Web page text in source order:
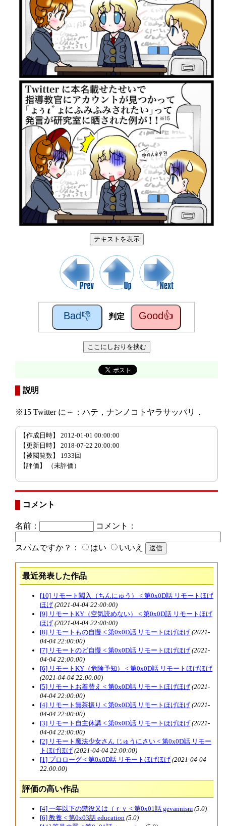
テキストを表示
Bad👎 判定 Good👍
ここにしおりを挟む
説明
※15 Twitter に～：ハテ，ナンノコトヤラサッパリ．
【作成日時】 2012-01-01 00:00:00
【更新日時】 2018-07-22 20:00:00
【被閲覧数】 1933回
【評価】
（未評価）
コメント
名前： コメント：
スパムですか？： はい いいえ
最近発表した作品
[10] リモート闖入（ちんにゅう） < 第0x0D話 リモートほげ
ほげ (2021-04-04 22:00:00)
[9] リモートKY（空気読めない） < 第0x0D話 リモートほげ
ほげ (2021-04-04 22:00:00)
[8] リモートもの自慢 < 第0x0D話 リモートほげほげ (2021-
04-04 22:00:00)
[7] リモートのど自慢 < 第0x0D話 リモートほげほげ (2021-
04-04 22:00:00)
[6] リモートKY（危険予知） < 第0x0D話 リモートほげほげ
(2021-04-04 22:00:00)
[5] リモートお着替え < 第0x0D話 リモートほげほげ (2021-
04-04 22:00:00)
[4] リモート無茶振り < 第0x0D話 リモートほげほげ (2021-
04-04 22:00:00)
[3] リモート自主休講 < 第0x0D話 リモートほげほげ (2021-
04-04 22:00:00)
[2] リモート魔法少女さん じゅうにさい < 第0x0D話 リモー
トほげほげ (2021-04-04 22:00:00)
[1] プロローグ < 第0x0D話 リモートほげほげ (2021-04-04
22:00:00)
評価の高い作品
[4] 一年以下の懲役又は（ｒｙ < 第0x01話 gevannism (5.0)
[6] 教養 < 第0x03話 education (5.0)